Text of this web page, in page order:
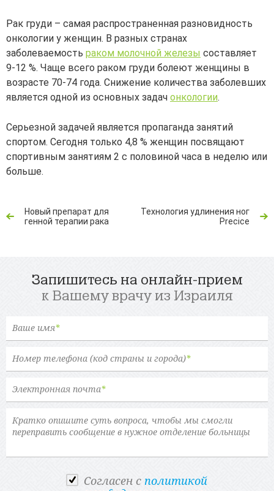
Рак груди – самая распространенная разновидность
онкологии у женщин. В разных странах
заболеваемость раком молочной железы составляет
9-12 %. Чаще всего раком груди болеют женщины в
возрасте 70-74 года. Снижение количества заболевших
является одной из основных задач онкологии.
Серьезной задачей является пропаганда занятий
спортом. Сегодня только 4,8 % женщин посвящают
спортивным занятиям 2 с половиной часа в неделю или
больше.
Новый препарат для
генной терапии рака
Технология удлинения ног
Precice
Запишитесь на онлайн-прием
к Вашему врачу из Израиля
Ваше имя*
Номер телефона (код страны и города)*
Электронная почта*
Cогласен с политикой